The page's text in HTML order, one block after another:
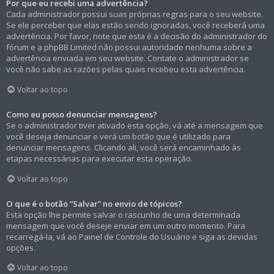
Por que eu recebi uma advertência?
Cada administrador possui suas próprias regras para o seu website.
Se ele perceber que elas estão sendo ignoradas, você receberá uma
advertência. Por favor, note que esta é a decisão do administrador do
fórum e a phpBB Limited não possui autoridade nenhuma sobre a
advertência enviada em seu website. Contate o administrador se
você não sabe as razões pelas quais recebeu esta advertência.
Voltar ao topo
Como eu posso denunciar mensagens?
Se o administrador tiver ativado esta opção, vá até a mensagem que
você deseja denunciar e verá um botão que é utilizado para
denunciar mensagens. Clicando ali, você será encaminhado às
etapas necessárias para executar esta operação.
Voltar ao topo
O que é o botão “Salvar” no envio de tópicos?
Esta opção lhe permite salvar o rascunho de uma determinada
mensagem que você deseje enviar em um outro momento. Para
recarregá-la, vá ao Painel de Controle do Usuário e siga as devidas
opções.
Voltar ao topo